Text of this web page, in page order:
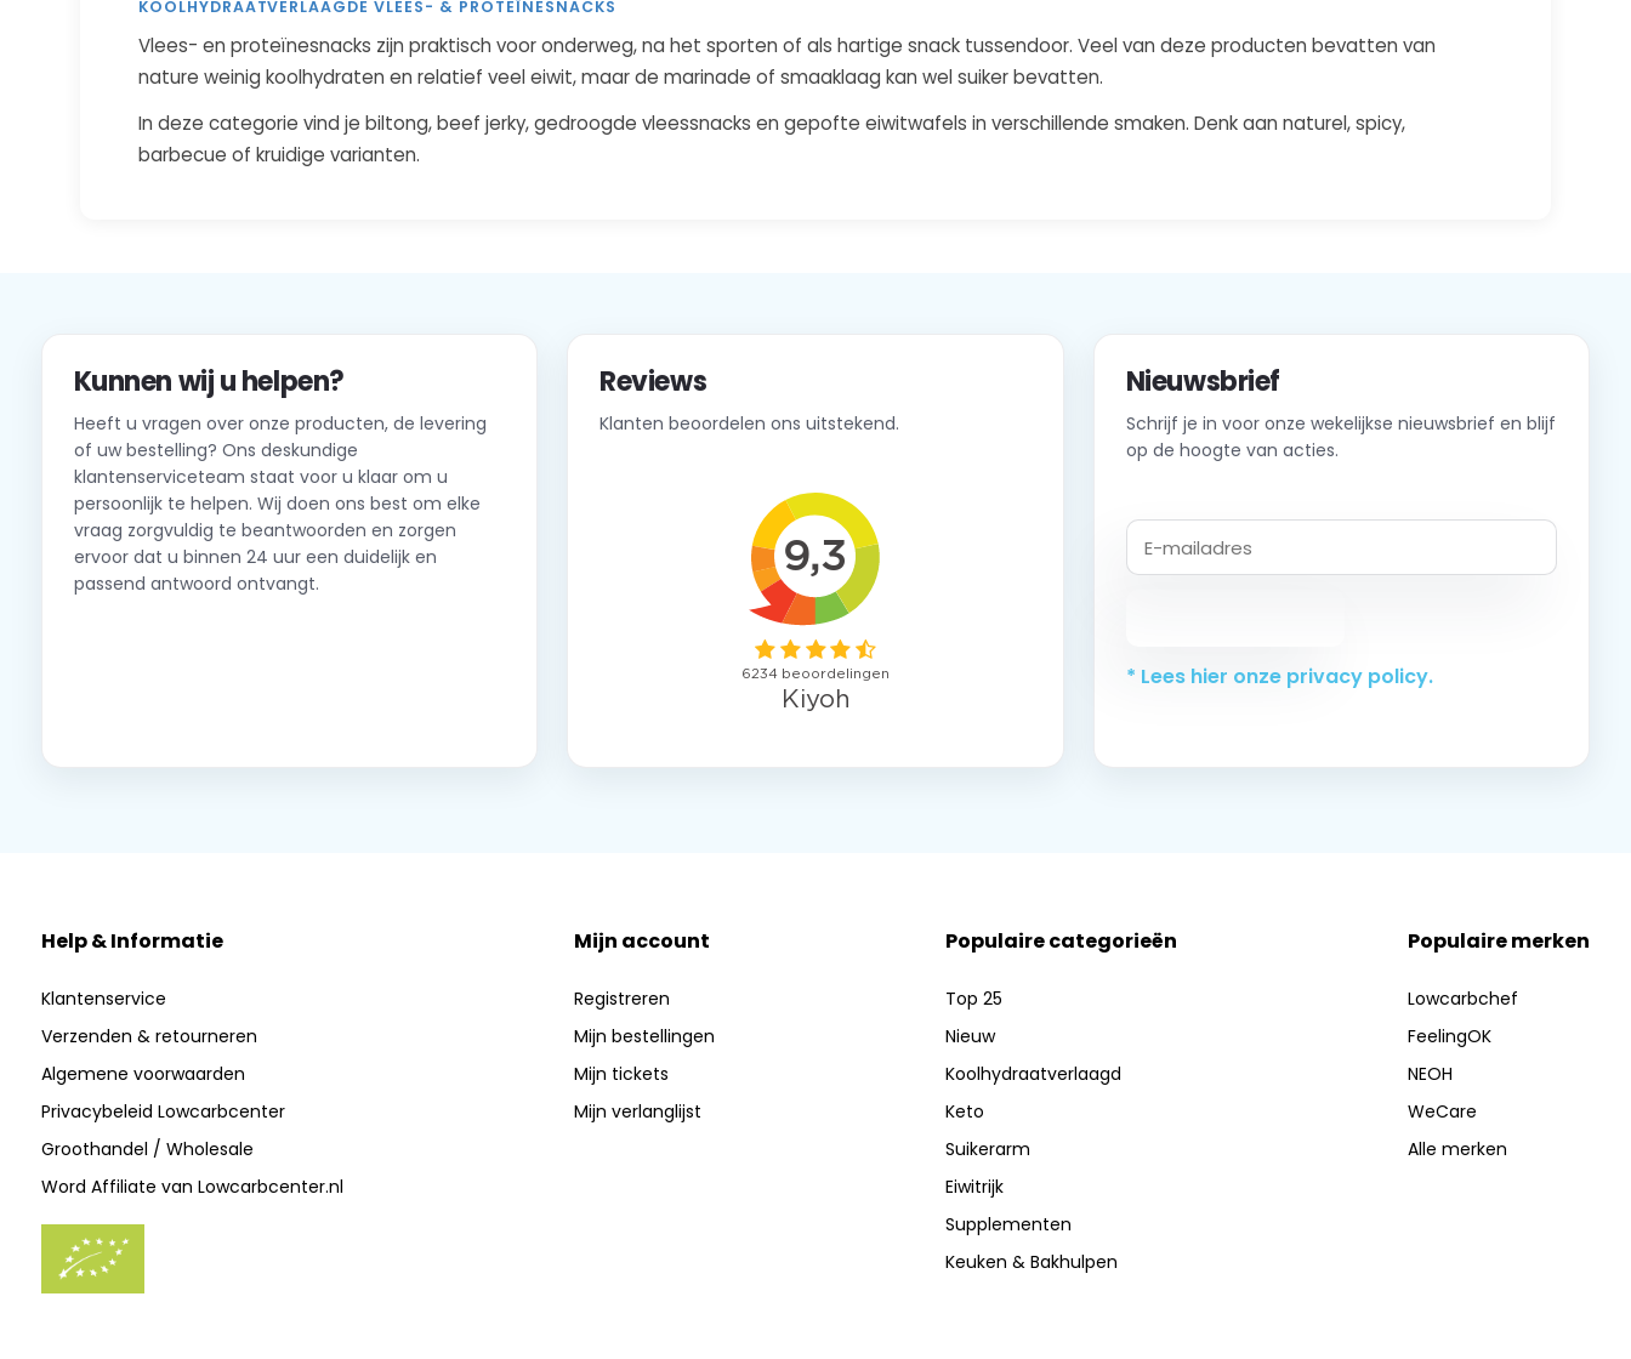
KOOLHYDRAATVERLAAGDE VLEES- & PROTEÏNESNACKS
Vlees- en proteïnesnacks zijn praktisch voor onderweg, na het sporten of als hartige snack tussendoor. Veel van deze producten bevatten van
nature weinig koolhydraten en relatief veel eiwit, maar de marinade of smaaklaag kan wel suiker bevatten.
In deze categorie vind je biltong, beef jerky, gedroogde vleessnacks en gepofte eiwitwafels in verschillende smaken. Denk aan naturel, spicy,
barbecue of kruidige varianten.
Kunnen wij u helpen?
Heeft u vragen over onze producten, de levering
of uw bestelling? Ons deskundige
klantenserviceteam staat voor u klaar om u
persoonlijk te helpen. Wij doen ons best om elke
vraag zorgvuldig te beantwoorden en zorgen
ervoor dat u binnen 24 uur een duidelijk en
passend antwoord ontvangt.
Reviews
Klanten beoordelen ons uitstekend.
Nieuwsbrief
Schrijf je in voor onze wekelijkse nieuwsbrief en blijf
op de hoogte van acties.
* Lees hier onze privacy policy.
Help & Informatie
Klantenservice
Verzenden & retourneren
Algemene voorwaarden
Privacybeleid Lowcarbcenter
Groothandel / Wholesale
Word Affiliate van Lowcarbcenter.nl
Mijn account
Registreren
Mijn bestellingen
Mijn tickets
Mijn verlanglijst
Populaire categorieën
Top 25
Nieuw
Koolhydraatverlaagd
Keto
Suikerarm
Eiwitrijk
Supplementen
Keuken & Bakhulpen
Populaire merken
Lowcarbchef
FeelingOK
NEOH
WeCare
Alle merken